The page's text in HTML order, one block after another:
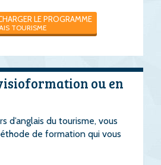
LE PROGRAMME
TOURISME
ou en
d’anglais du tourisme, vous
de formation qui vous